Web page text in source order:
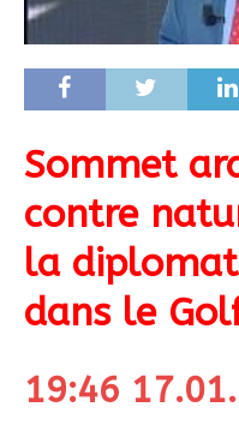
Sommet
contre
la
dans le
19:46